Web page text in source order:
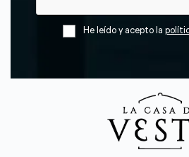
He leído y acepto la